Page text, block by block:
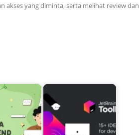
akses yang diminta, serta melihat review dan